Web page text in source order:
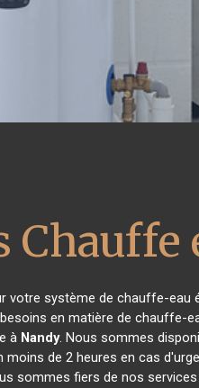
Chauffe
votre système de chauffe-eau
en matière de chauffe-
à Nandy. Nous sommes
de 2 heures en cas
sommes fiers de nos